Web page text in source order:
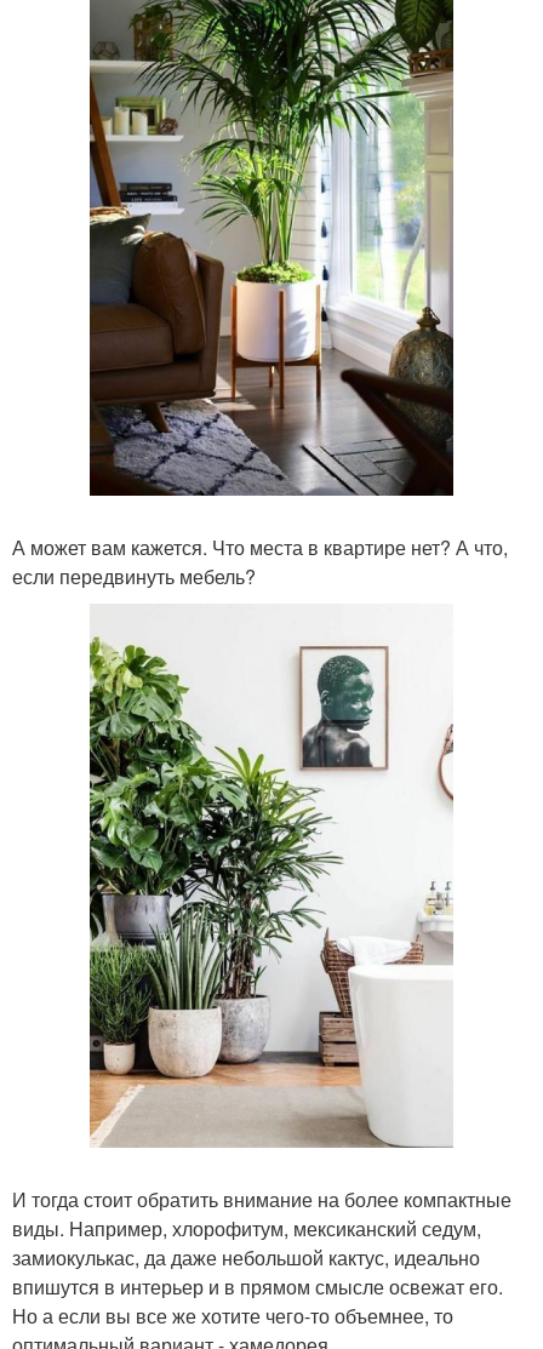
А может вам кажется. Что места в квартире нет? А что,
если передвинуть мебель?
И тогда стоит обратить внимание на более компактные
виды. Например, хлорофитум, мексиканский седум,
замиокулькас, да даже небольшой кактус, идеально
впишутся в интерьер и в прямом смысле освежат его.
Но а если вы все же хотите чего-то объемнее, то